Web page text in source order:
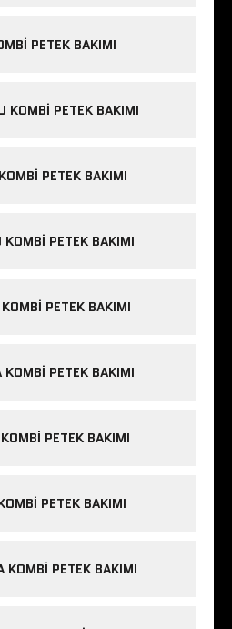
PETEK BAKIMI
KOMBI PETEK BAKIMI
PETEK BAKIMI
KOMBI PETEK BAKIMI
PETEK BAKIMI
KOMBI PETEK BAKIMI
PETEK BAKIMI
PETEK BAKIMI
KOMBI PETEK BAKIMI